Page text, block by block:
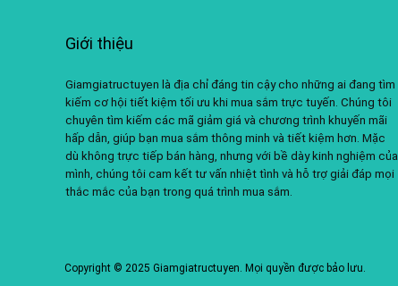
Giới thiệu
Giamgiatructuyen là địa chỉ đáng tin cậy cho những ai đang tìm
kiếm cơ hội tiết kiệm tối ưu khi mua sắm trực tuyến. Chúng tôi
chuyên tìm kiếm các mã giảm giá và chương trình khuyến mãi
hấp dẫn, giúp bạn mua sắm thông minh và tiết kiệm hơn. Mặc
dù không trực tiếp bán hàng, nhưng với bề dày kinh nghiệm của
mình, chúng tôi cam kết tư vấn nhiệt tình và hỗ trợ giải đáp mọi
thắc mắc của bạn trong quá trình mua sắm.
Copyright © 2025 Giamgiatructuyen. Mọi quyền được bảo lưu.